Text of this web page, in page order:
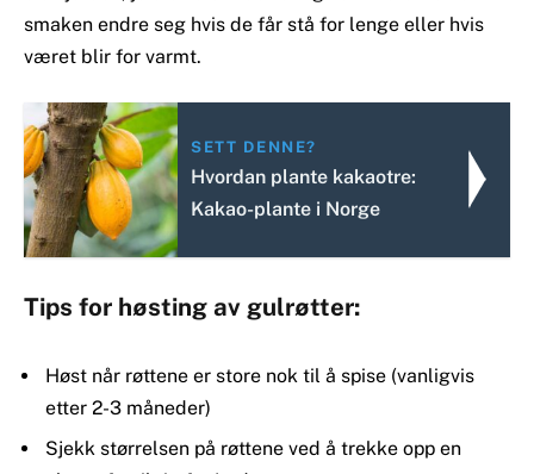
smaken endre seg hvis de får stå for lenge eller hvis
været blir for varmt.
SETT DENNE?
Hvordan plante kakaotre:
Kakao-plante i Norge
Tips for høsting av gulrøtter:
Høst når røttene er store nok til å spise (vanligvis
etter 2-3 måneder)
Sjekk størrelsen på røttene ved å trekke opp en